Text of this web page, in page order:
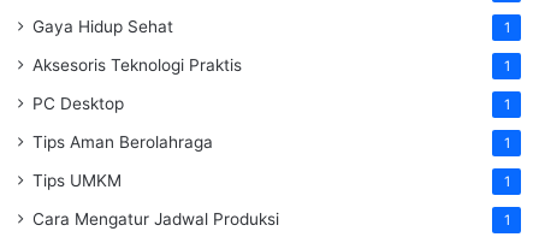
Gaya Hidup Sehat 1
Aksesoris Teknologi Praktis 1
PC Desktop 1
Tips Aman Berolahraga 1
Tips UMKM 1
Cara Mengatur Jadwal Produksi 1